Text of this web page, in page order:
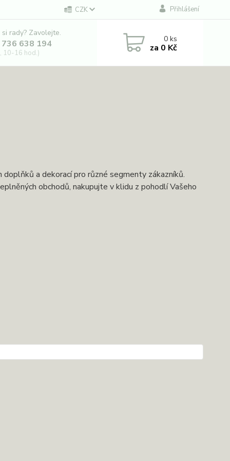
CZK Přihlášení
rady? Zavolejte.
638 194
10-16 hod.)
0ks
za 0 Kč
a dekorací pro různé segmenty zákazníků.
obchodů, nakupujte v klidu z pohodlí Vašeho